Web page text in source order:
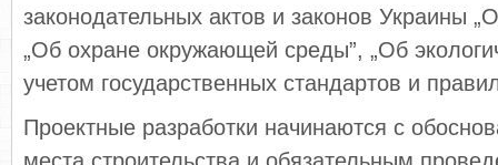
законодательных актов и законов Украины
„Об охране окружающей среды”, „Об
учетом государственных стандартов и
Проектные разработки начинаются с